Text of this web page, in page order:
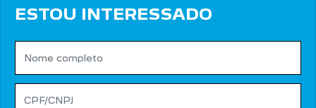
ESTOU INTERESSADO